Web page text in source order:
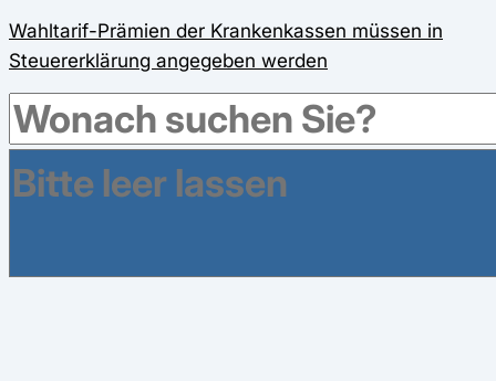
Wahltarif-Prämien der Krankenkassen müssen in
Steuererklärung angegeben werden